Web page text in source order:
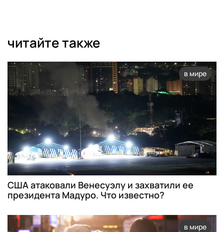
читайте также
в мире
США атаковали Венесуэлу и захватили ее
президента Мадуро. Что известно?
в мире